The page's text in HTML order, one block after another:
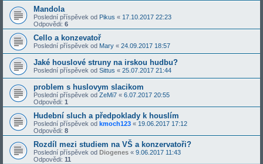
Mandola
Poslední příspěvek od Pikus « 17.10.2017 22:23
Odpovědi: 6
Cello a konzevatoř
Poslední příspěvek od Mary « 24.09.2017 18:57
Jaké houslové struny na irskou hudbu?
Poslední příspěvek od Sittus « 25.07.2017 21:44
problem s huslovym slacikom
Poslední příspěvek od ZeMi7 « 6.07.2017 20:55
Odpovědi: 1
Hudební sluch a předpoklady k houslím
Poslední příspěvek od kmoch123 « 19.06.2017 17:12
Odpovědi: 8
Rozdíl mezi studiem na VŠ a konzervatoři?
Poslední příspěvek od Diogenes « 9.06.2017 11:43
Odpovědi: 11